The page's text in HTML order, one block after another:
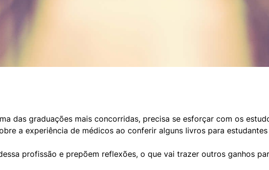
das graduações mais concorridas, precisa se esforçar com os
a experiência de médicos ao conferir alguns livros para
profissão e prepõem reflexões, o que vai trazer outros ganhos